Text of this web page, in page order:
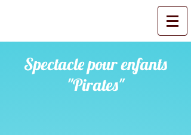
Spectacle pour enfants
"Pirates"